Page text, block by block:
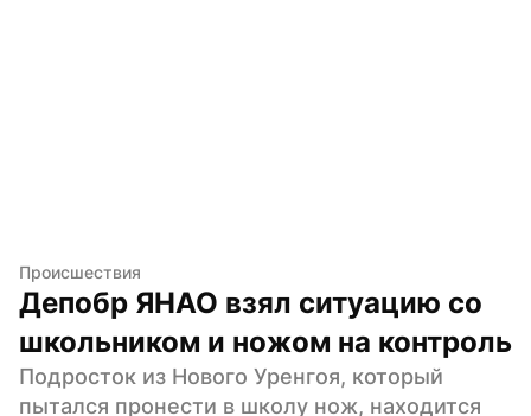
Происшествия
Депобр ЯНАО взял ситуацию со
школьником и ножом на контроль
Подросток из Нового Уренгоя, который
пытался пронести в школу нож, находится